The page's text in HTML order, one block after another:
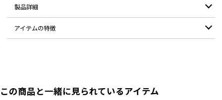
製品詳細
重量： 800g
アイテムの特徴
水ファスナー）
この商品と一緒に見られているアイテム